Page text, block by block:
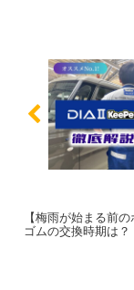
【梅雨が始まる前
ゴムの交換時期は？